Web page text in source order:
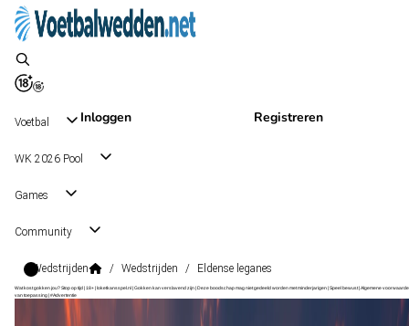
Inloggen Registreren
Voetbal
WK 2026 Pool
Games
Community
Wedstrijden / Wedstrijden / Eldense leganes
Wat kost gokken jou? Stop op tijd | 18+ | loketkansspel.nl | Gokken kan verslavend zijn | Deze boodschap mag niet gedeeld worden met minderjarigen | Speel bewust | Algemene
van toepassing | #Advertentie
LaLiga2